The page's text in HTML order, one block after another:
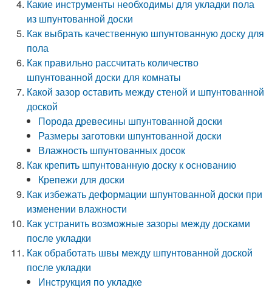
Какие инструменты необходимы для укладки пола
из шпунтованной доски
Как выбрать качественную шпунтованную доску для
пола
Как правильно рассчитать количество
шпунтованной доски для комнаты
Какой зазор оставить между стеной и шпунтованной
доской
Порода древесины шпунтованной доски
Размеры заготовки шпунтованной доски
Влажность шпунтованных досок
Как крепить шпунтованную доску к основанию
Крепежи для доски
Как избежать деформации шпунтованной доски при
изменении влажности
Как устранить возможные зазоры между досками
после укладки
Как обработать швы между шпунтованной доской
после укладки
Инструкция по укладке